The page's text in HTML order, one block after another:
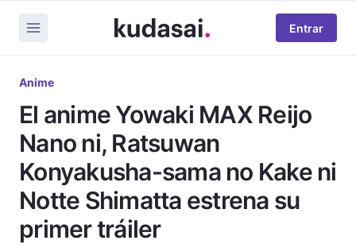
Entrar
Anime
El anime Yowaki MAX Reijo
Nano ni, Ratsuwan
Konyakusha-sama no Kake ni
Notte Shimatta estrena su
primer tráiler